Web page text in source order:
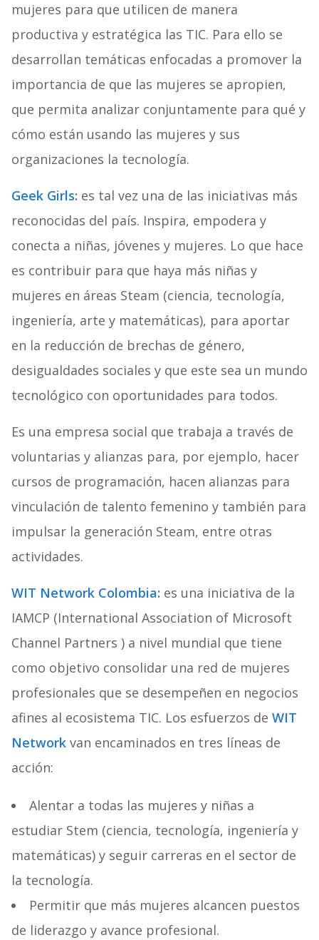
mujeres para que utilicen de manera
productiva y estratégica las TIC. Para ello se
desarrollan temáticas enfocadas a promover la
importancia de que las mujeres se apropien,
que permita analizar conjuntamente para qué y
cómo están usando las mujeres y sus
organizaciones la tecnología.
Geek Girls: es tal vez una de las iniciativas más
reconocidas del país. Inspira, empodera y
conecta a niñas, jóvenes y mujeres. Lo que hace
es contribuir para que haya más niñas y
mujeres en áreas Steam (ciencia, tecnología,
ingeniería, arte y matemáticas), para aportar
en la reducción de brechas de género,
desigualdades sociales y que este sea un mundo
tecnológico con oportunidades para todos.
Es una empresa social que trabaja a través de
voluntarias y alianzas para, por ejemplo, hacer
cursos de programación, hacen alianzas para
vinculación de talento femenino y también para
impulsar la generación Steam, entre otras
actividades.
WIT Network Colombia: es una iniciativa de la
IAMCP (International Association of Microsoft
Channel Partners ) a nivel mundial que tiene
como objetivo consolidar una red de mujeres
profesionales que se desempeñen en negocios
afines al ecosistema TIC. Los esfuerzos de WIT
Network van encaminados en tres líneas de
acción:
Alentar a todas las mujeres y niñas a
estudiar Stem (ciencia, tecnología, ingeniería y
matemáticas) y seguir carreras en el sector de
la tecnología.
Permitir que más mujeres alcancen puestos
de liderazgo y avance profesional.